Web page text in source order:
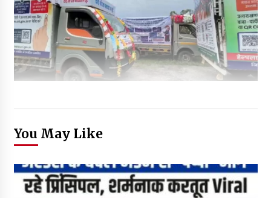
You May Like